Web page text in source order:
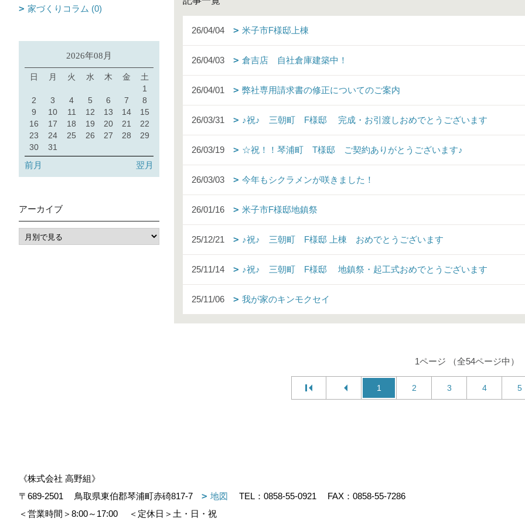
26/04/04 米子市F様邸上棟
26/04/03 倉吉店 自社倉庫建築中！
26/04/01 弊社専用請求書の修正についてのご案内
26/03/31 ♪祝♪ 三朝町 F様邸 完成・お引渡しおめでとうございます
26/03/19 ☆祝！！琴浦町 T様邸 ご契約ありがとうございます♪
26/03/03 今年もシクラメンが咲きました！
26/01/16 米子市F様邸地鎮祭
25/12/21 ♪祝♪ 三朝町 F様邸 上棟 おめでとうございます
25/11/14 ♪祝♪ 三朝町 F様邸 地鎮祭・起工式おめでとうございます
25/11/06 我が家のキンモクセイ
1ページ （全54ページ中）
1 2 3 4 5
家づくりコラム (0)
2026年08月
日 月 火 水 木 金
土
1
2
3 4 5 6 7
8
9
10 11 12 13 14
15
16
17 18 19 20 21
22
23
24 25 26 27 28
29
30
31
前月 翌月
アーカイブ
《株式会社 高野組》
〒689-2501
鳥取県東伯郡琴浦町赤碕817-7 地図 TEL： 0858-55-0921
FAX：0858-55-7286
＜営業時間＞8:00～17:00
＜定休日＞土・日・祝